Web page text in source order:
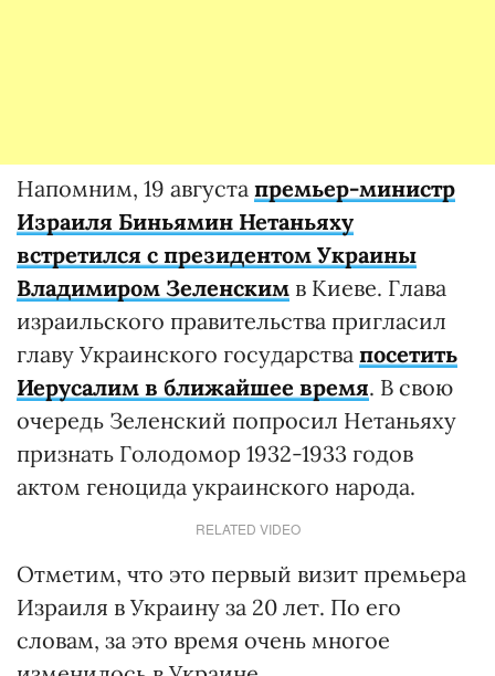
Напомним, 19 августа премьер-министр
Израиля Биньямин Нетаньяху
встретился с президентом Украины
Владимиром Зеленским в Киеве. Глава
израильского правительства пригласил
главу Украинского государства посетить
Иерусалим в ближайшее время. В свою
очередь Зеленский попросил Нетаньяху
признать Голодомор 1932-1933 годов
актом геноцида украинского народа.
RELATED VIDEO
Отметим, что это первый визит премьера
Израиля в Украину за 20 лет. По его
словам, за это время очень многое